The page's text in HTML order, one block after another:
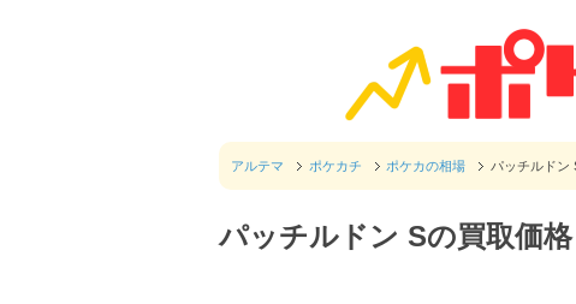
アルテマ ポケカチ ポケカの相場 パッチルドン
パッチルドン Sの買取価格